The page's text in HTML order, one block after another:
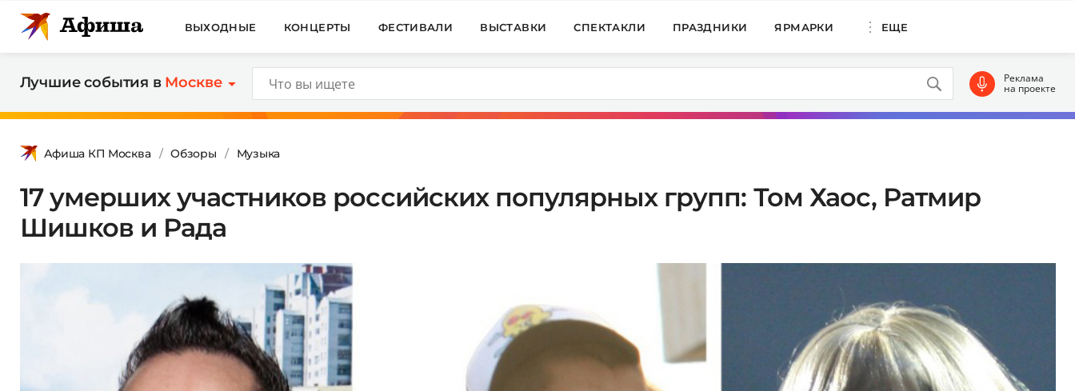
ВЫХОДНЫЕ КОНЦЕРТЫ ФЕСТИВАЛИ ВЫСТАВКИ СПЕКТАКЛИ ПРАЗДНИКИ ЯРМАРКИ ЕЩЕ
Лучшие события в Москве Реклама
на проекте
Афиша КП Москва Обзоры Музыка
17 умерших участников российских популярных групп: Том Хаос, Ратмир
Шишков и Рада